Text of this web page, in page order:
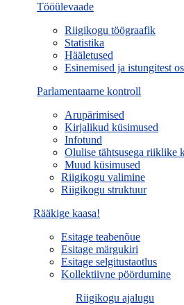
Tööülevaade
Riigikogu töögraafik
Statistika
Hääletused
Esinemised ja istungitest
Parlamentaarne kontroll
Arupärimised
Kirjalikud küsimused
Infotund
Olulise tähtsusega riiklike
Muud küsimused
Riigikogu valimine
Riigikogu struktuur
Rääkige kaasa!
Esitage teabenõue
Esitage märgukiri
Esitage selgitustaotlus
Kollektiivne pöördumine
Riigikogu ajalugu